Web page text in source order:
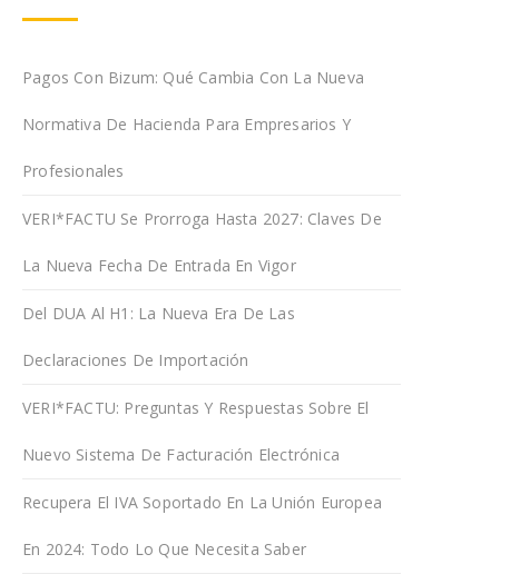
Pagos Con Bizum: Qué Cambia Con La Nueva
Normativa De Hacienda Para Empresarios Y
Profesionales
VERI*FACTU Se Prorroga Hasta 2027: Claves De
La Nueva Fecha De Entrada En Vigor
Del DUA Al H1: La Nueva Era De Las
Declaraciones De Importación
VERI*FACTU: Preguntas Y Respuestas Sobre El
Nuevo Sistema De Facturación Electrónica
Recupera El IVA Soportado En La Unión Europea
En 2024: Todo Lo Que Necesita Saber